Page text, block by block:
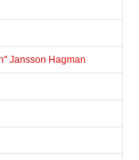
Jansson Hagman